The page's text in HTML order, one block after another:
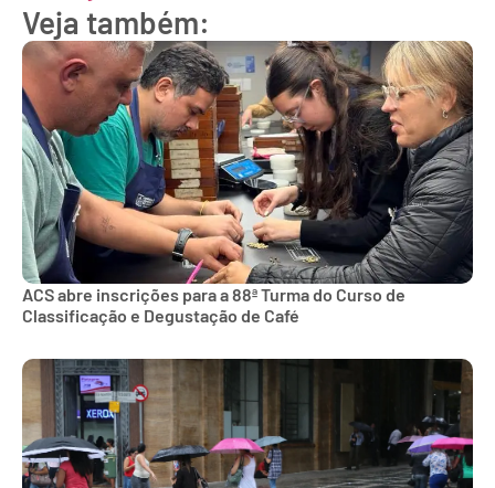
Veja também:
ACS abre inscrições para a 88ª Turma do Curso de
Classificação e Degustação de Café